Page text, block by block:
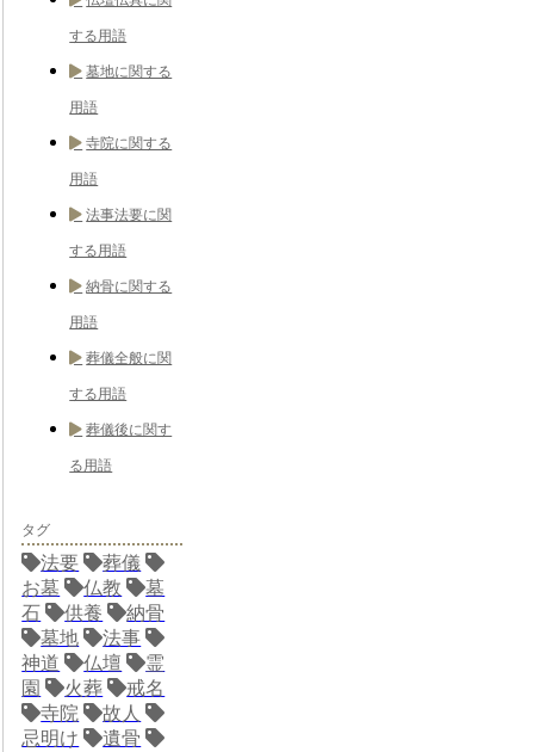
する用語
墓地に関する
用語
寺院に関する
用語
法事法要に関
する用語
納骨に関する
用語
葬儀全般に関
する用語
葬儀後に関す
る用語
タグ
法要
葬儀
お墓
仏教
墓
石
供養
納骨
墓地
法事
神道
仏壇
霊
園
火葬
戒名
寺院
故人
忌明け
遺骨